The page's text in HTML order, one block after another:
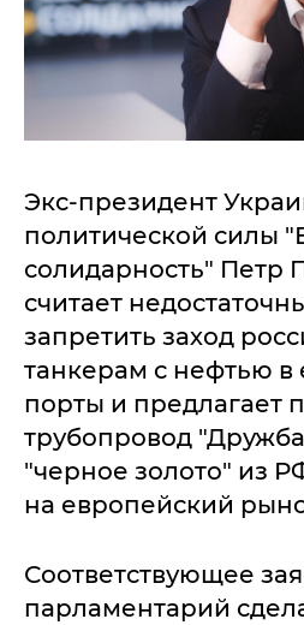
Экс-президент
политической силы
солидарность" Петр
считает
запретить заход
танкерам с нефтью в
порты и предлагает
трубопровод
"черное золото" из
на европейский
Соответствующее
парламентарий